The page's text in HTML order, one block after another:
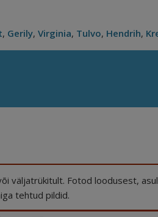
, Gerily, Virginia, Tulvo, Hendrih,
väljatrükitult. Fotod loodusest,
tehtud pildid.